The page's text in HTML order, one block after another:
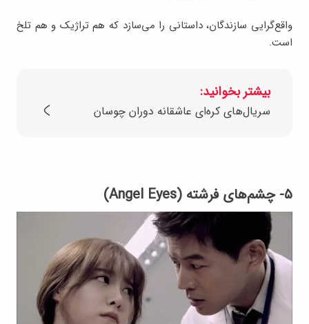
واقع‌گرایی سازندگان، داستانی را می‌سازد که هم تراژیک و هم تلخ
است.
بیشتر بخوانید:
سریال‌های کره‌ای عاشقانه دوران چوسان
۵- چشم‌های فرشته (Angel Eyes)